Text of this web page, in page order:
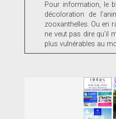
Pour information, le
décoloration de
zooxanthelles. Ou en
ne veut pas dire qu'il
plus vulnérables au